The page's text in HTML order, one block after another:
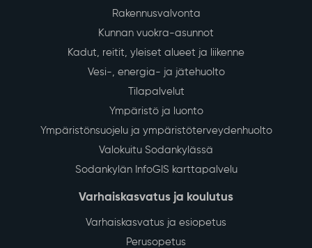
Rakennusvalvonta
Kunnan vuokra-asunnot
Kadut, reitit, yleiset alueet ja liikenne
Vesi-, energia- ja jätehuolto
Tilapalvelut
Ympäristö ja luonto
Ympäristönsuojelu ja ympäristöterveydenhuolto
Valokuitu Sodankylässä
Sodankylän InfoGIS karttapalvelu
Varhaiskasvatus ja koulutus
Varhaiskasvatus ja esiopetus
Perusopetus